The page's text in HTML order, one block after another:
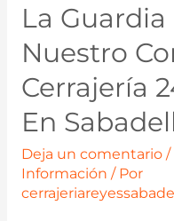
La Guardia
Nuestro
Cerrajería
En Sabadell
Deja un comentario /
Información / Por